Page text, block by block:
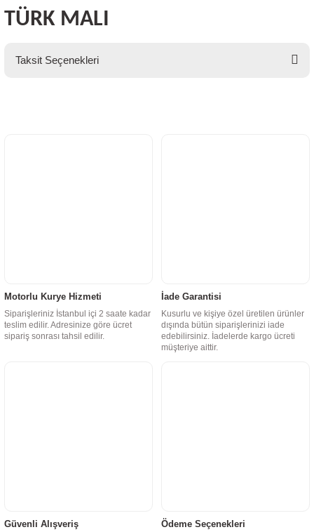
TÜRK MALI
Taksit Seçenekleri
Motorlu Kurye Hizmeti
Siparişleriniz İstanbul içi 2 saate kadar
teslim edilir. Adresinize göre ücret
sipariş sonrası tahsil edilir.
İade Garantisi
Kusurlu ve kişiye özel üretilen ürünler
dışında bütün siparişlerinizi iade
edebilirsiniz. İadelerde kargo ücreti
müşteriye aittir.
Güvenli Alışveriş Ödeme Seçenekleri